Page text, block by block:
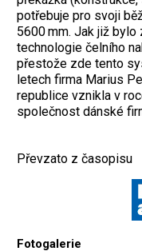
potřebuje pro svoji
5600 mm. Jak již bylo
technologie čelního
přestože zde tento
letech firma Marius
republice vznikla v
společnost dánské
Převzato z časopisu
Fotogalerie